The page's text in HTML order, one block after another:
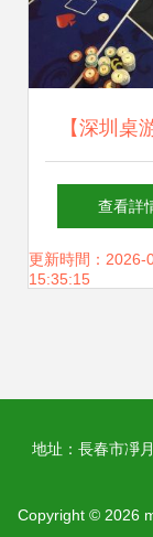
【深圳桌
薦】米寶工
吧 地址、電
查看詳
更新時間：2026-
15:35:15
地址：長春市凈
Copyright © 2026